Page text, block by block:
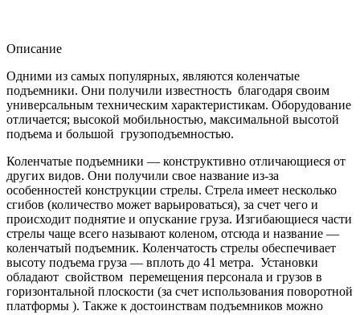
Описание
Одними из самых популярных, являются коленчатые
подъемники. Они получили известность благодаря своим
универсальным техническим характеристикам. Оборудование
отличается; высокой мобильностью, максимальной высотой
подъема и большой грузоподъемностью.
Коленчатые подъемники — конструктивно отличающиеся от
других видов. Они получили свое название из-за
особенностей конструкции стрелы. Стрела имеет несколько
сгибов (количество может варьироваться), за счет чего и
происходит поднятие и опускание груза. Изгибающиеся части
стрелы чаще всего называют коленом, отсюда и название —
коленчатый подъемник. Коленчатость стрелы обеспечивает
высоту подъема груза — вплоть до 41 метра. Установки
обладают свойством перемещения персонала и грузов в
горизонтальной плоскости (за счет использования поворотной
платформы ). Также к достоинствам подъемников можно